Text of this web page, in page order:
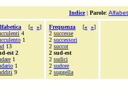
Indice| Parole:
[« »]
4
1
13
est 2
1
1
9
Frequenza [« »]
2 successe
2 successori
2 succot
2 sud-est
2 sudici
2 sudore
2 suggella